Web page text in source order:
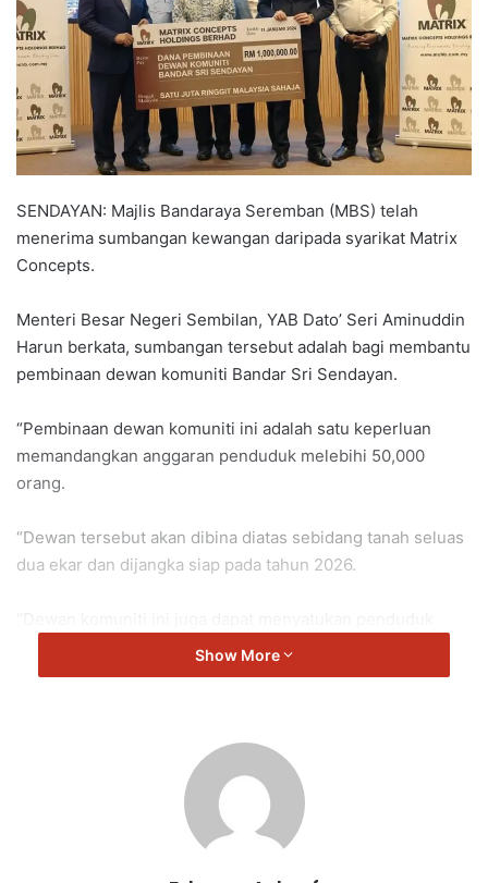
e
m
a
i
l
SENDAYAN: Majlis Bandaraya Seremban (MBS) telah
menerima sumbangan kewangan daripada syarikat Matrix
Concepts.
Menteri Besar Negeri Sembilan, YAB Dato’ Seri Aminuddin
Harun berkata, sumbangan tersebut adalah bagi membantu
pembinaan dewan komuniti Bandar Sri Sendayan.
“Pembinaan dewan komuniti ini adalah satu keperluan
memandangkan anggaran penduduk melebihi 50,000
orang.
“Dewan tersebut akan dibina diatas sebidang tanah seluas
dua ekar dan dijangka siap pada tahun 2026.
setempat di samping mengeratkan silaturahim.
keharmonian dan kemajuan komuniti,” kata Aminuddin.
Aminuddin
Show More